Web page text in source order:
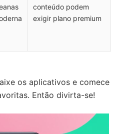
conteúdo podem
exigir plano premium
os aplicativos e comece
Então divirta-se!